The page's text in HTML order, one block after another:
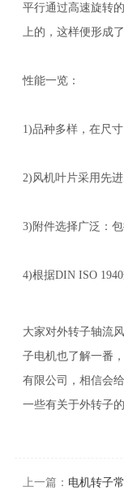
平行通过高速旋转
上的，这样便形成
性能一览：
1)品种多样，在尺
2)风机叶片采用先
3)附件选择广泛：
4)根据DIN ISO
大家对外转子轴流
子电机也了解一番
有限公司，相信会
一些有关于外转子
上一篇： 电机转子